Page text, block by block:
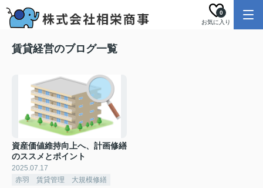
お気に入り
0
賃貸経営のブログ一覧
資産価値維持向上へ、計画修繕
のススメとポイント
2025.07.17
赤羽 賃貸管理 大規模修繕